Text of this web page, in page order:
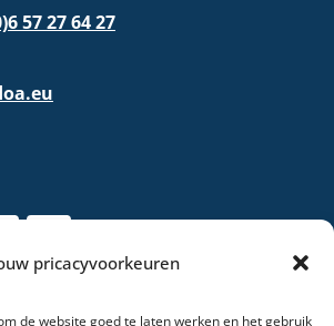
pricacyvoorkeuren
de website goed te laten werken en het gebruik
57 27 64 27